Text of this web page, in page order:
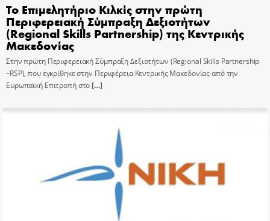
Το Επιμελητήριο Κιλκίς στην πρώτη
Περιφερειακή Σύμπραξη Δεξιοτήτων
(Regional Skills Partnership) της Κεντρικής
Μακεδονίας
Στην πρώτη Περιφερειακή Σύμπραξη Δεξιοτήτων (Regional Skills Partnership
–RSP), που εγκρίθηκε στην Περιφέρεια Κεντρικής Μακεδονίας από την
Ευρωπαϊκή Επιτροπή στο[…]